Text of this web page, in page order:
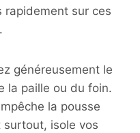
sur ces
généreusement le
la paille ou du foin.
la pousse
isole vos